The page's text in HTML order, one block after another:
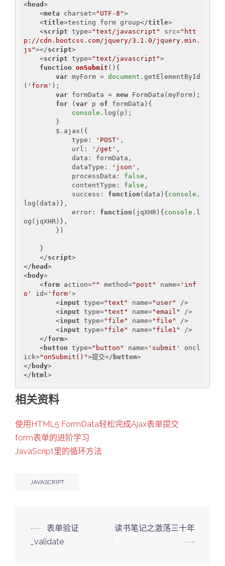
< head >
<meta charset="UTF-8">
<title>testing form group</title>
<script type="text/javascript" src="htt
p://cdn.bootcss.com/jquery/3.1.0/jquery.min.
js"></script>
<script type="text/javascript">
function onSubmit ( ) {
var myForm = document .getElementById
( 'form' );
var formData = new FormData(myForm);
for ( var p of formData){
console .log(p);
            type:
'POST' ,
            url:
'/get' ,
            dataType:
'json' ,
            processData:
false ,
            contentType:
false ,
            success:
function ( data ) { console .
log(data)},
            error:
function ( jqXHR ) { console .l
og(jqXHR)},
</script>
</ head >
<body>
<form action="" method="post" name= 'inf
o'
id= 'form' >
<input type="text" name="user"
/>
<input type="text" name="email"
/>
<input type="file" name="file"
/>
<input type="file" name="file1"
/>
</form>
<button type="button" name= 'submit'
oncl
ick="onSubmit()">提交</ button>
</ body>
</ html>
相关资料
使用HTML5 FormData轻松完成Ajax表单提交
form表单的进阶学习
JavaScript里的循环方法
JAVASCRIPT
Post
navigation
⟵ 表单验证
_validate
读书笔记之激荡三十年
⟶